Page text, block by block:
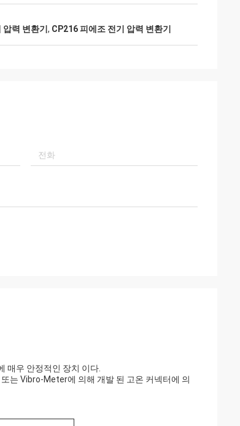
력 변환기 , CP216 피에조 전기 압력 변환기
매우 안정적인 장치 이다.
는 Vibro-Meter에 의해 개발 된 고온 커넥터에 의